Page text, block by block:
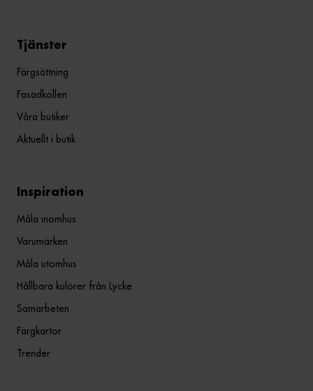
Tjänster
Färgsättning
Fasadkollen
Våra butiker
Aktuellt i butik
Inspiration
Måla inomhus
Varumärken
Måla utomhus
Hållbara kulörer från Lycke
Samarbeten
Färgkartor
Trender